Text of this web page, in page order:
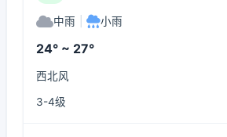
中雨 小雨
24° ~ 27°
西北风
3-4级